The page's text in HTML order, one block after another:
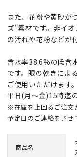
また、花粉や黄砂が
ズ"素材です。非イ
の汚れや花粉などが
含水率38.6%の低含
です。眼の乾きによ
ご使用いただけます。
平日(月～金)15時迄
※在庫を上回るご注文
予定日のご連絡をさせ
商品名